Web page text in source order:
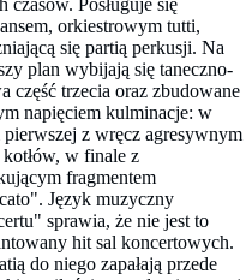
orkiestrowym tutti,
się partią perkusji. Na
plan wybijają się taneczno-
część trzecia oraz zbudowane
napięciem kulminacje: w
pierwszej z wręcz agresywnym
kotłów, w finale z
fragmentem
Język muzyczny
sprawia, że nie jest to
hit sal koncertowych.
do niego zapałają przede